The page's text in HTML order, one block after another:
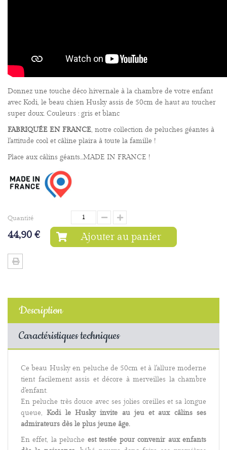
Donnez une touche déco hivernale à la chambre de votre enfant
avec Kodi, le beau chien Husky assis de 50cm de haut au toucher
super doux. Couleurs : gris et blanc
FABRIQUÉE EN FRANCE, notre collection de peluches géantes à
l'attitude cool et câline plaira à toute la famille !
Place aux câlins géants...MADE IN FRANCE !
Quantité
44,90 € Ajouter au panier
Description
Caractéristiques techniques
Ce beau Husky en peluche de 50cm et à l'allure moderne
tient facilement assis et décore à merveilles la chambre
d'enfant.
En peluche très douce avec ses jolies oreilles et sa longue
queue,Kodi le Husky invite au jeu et aux câlins ses
admirateurs dès le plus jeune âge.
En effet, la peluche est testée pour convenir aux enfants